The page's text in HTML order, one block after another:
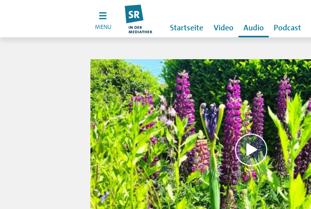
MENU Startseite Video Audio Podcast